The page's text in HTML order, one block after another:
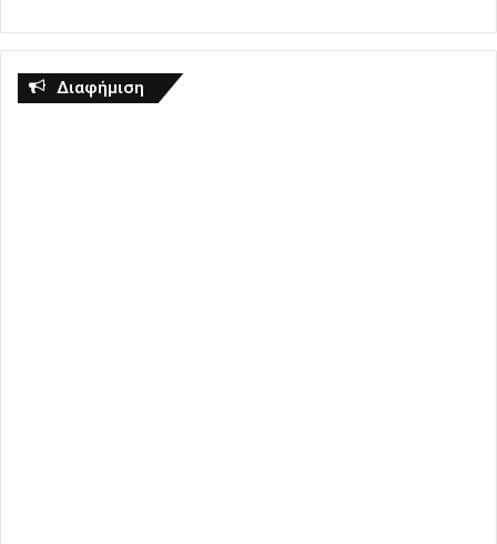
Διαφήμιση